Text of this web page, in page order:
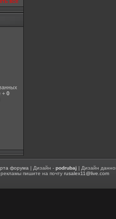
+ 0
форума | Дизайн -podrubaj | Дизайн
пишите на почтуrusalex11@live.com